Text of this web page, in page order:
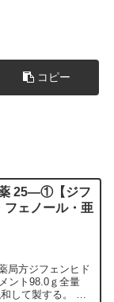
コピー
薬 25―①【ジフ
フェノール・亜
局方ジフェンヒド
ント98.0ｇ全量
して製する。 用